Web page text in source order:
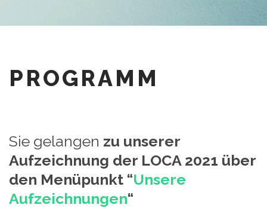
PROGRAMM
Sie gelangen zu unserer
Aufzeichnung der LOCA 2021 über
den Menüpunkt “Unsere
Aufzeichnungen“